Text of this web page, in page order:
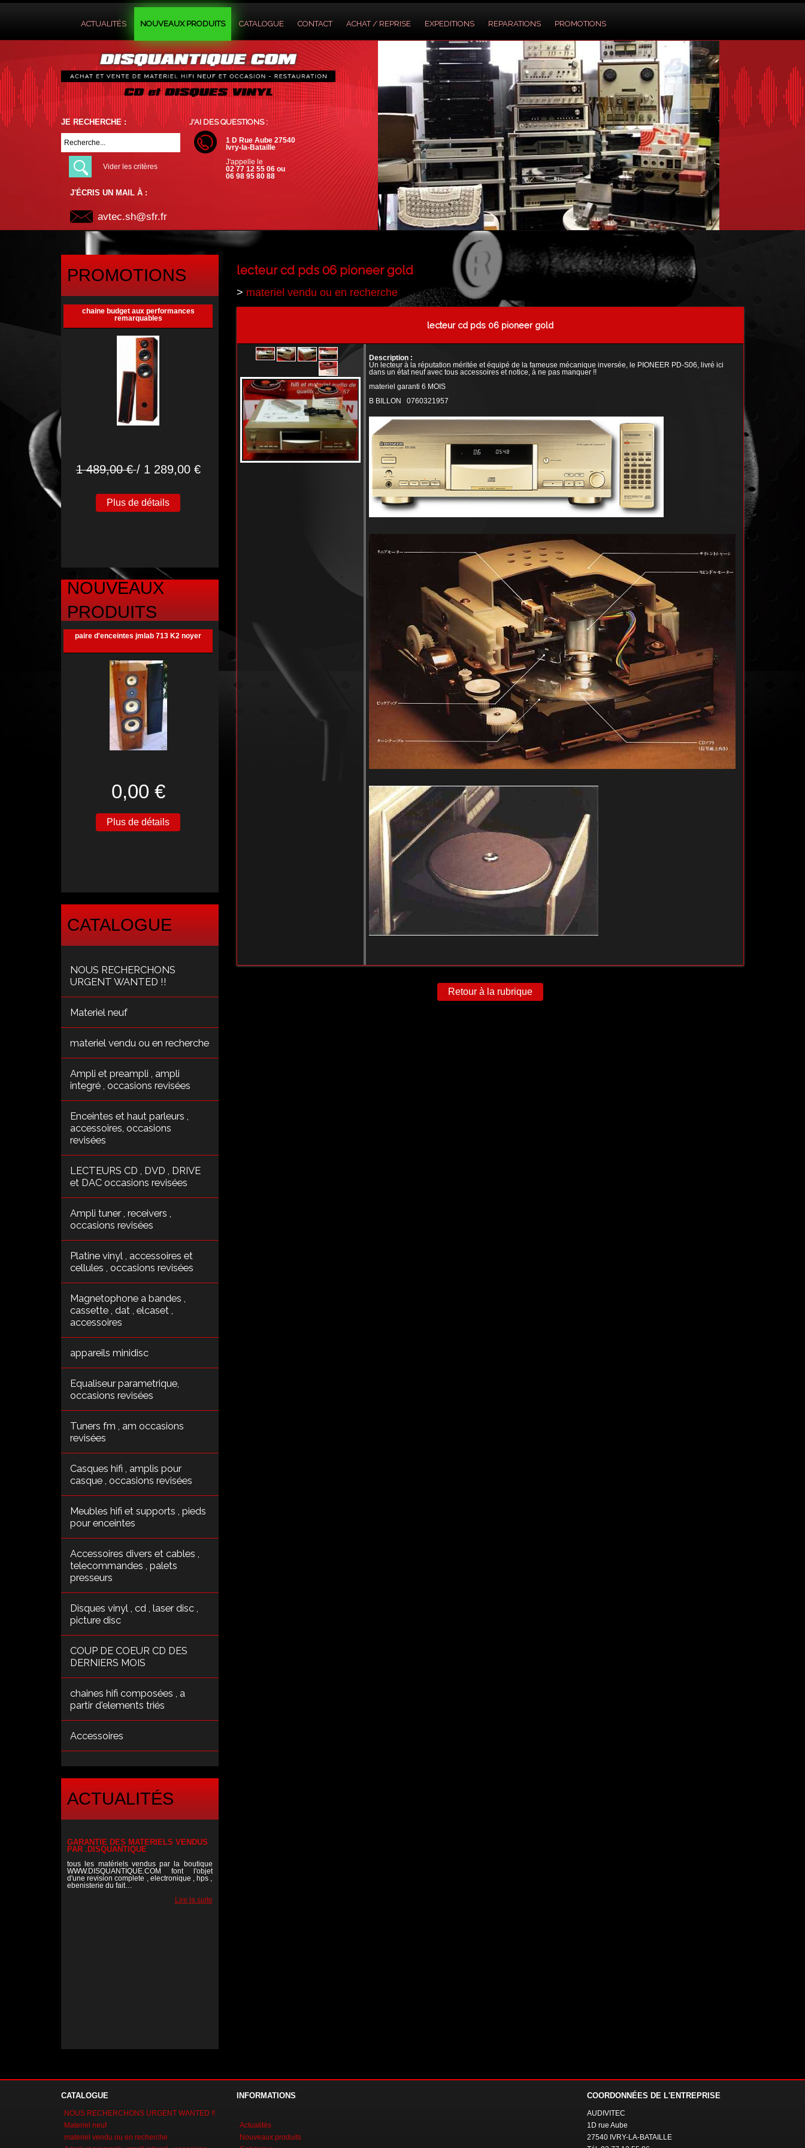
ACTUALITÉS NOUVEAUX PRODUITS CATALOGUE CONTACT ACHAT / REPRISE EXPEDITIONS REPARATIONS PROMOTIONS
JE RECHERCHE :
Vider les critères
J'AI DES QUESTIONS :
1 D Rue Aube 27540
Ivry-la-Bataille
J'appelle le
02 77 12 55 06 ou
06 98 95 80 88
J'ÉCRIS UN MAIL À :
avtec.sh@sfr.fr
PROMOTIONS
chaine budget aux performances
remarquables
1 489,00 €/ 1 289,00 €
Plus de détails
NOUVEAUX
PRODUITS
paire d'enceintes jmlab 713 K2 noyer
0,00 €
Plus de détails
CATALOGUE
NOUS RECHERCHONS
URGENT WANTED !!
Materiel neuf
materiel vendu ou en recherche
Ampli et preampli , ampli
integré , occasions revisées
Enceintes et haut parleurs ,
accessoires, occasions
revisées
LECTEURS CD , DVD , DRIVE
et DAC occasions revisées
Ampli tuner , receivers ,
occasions revisées
Platine vinyl , accessoires et
cellules , occasions revisées
Magnetophone a bandes ,
cassette , dat , elcaset ,
accessoires
appareils minidisc
Equaliseur parametrique,
occasions revisées
Tuners fm , am occasions
revisées
Casques hifi , amplis pour
casque , occasions revisées
Meubles hifi et supports , pieds
pour enceintes
Accessoires divers et cables ,
telecommandes , palets
presseurs
Disques vinyl , cd , laser disc ,
picture disc
COUP DE COEUR CD DES
DERNIERS MOIS
chaines hifi composées , a
partir d'elements triés
Accessoires
ACTUALITÉS
Lire la suite
GARANTIE DES MATERIELS VENDUS
PAR .DISQUANTIQUE
tous les matériels vendus par la boutique
WWW.DISQUANTIQUE.COM font l'objet
d'une revision complete , electronique , hps ,
ebenisterie du fait…
Lire la suite
lecteur cd pds 06 pioneer gold
> materiel vendu ou en recherche
lecteur cd pds 06 pioneer gold
Description :
Un lecteur à la réputation méritée et équipé de la fameuse mécanique inversée, le PIONEER PD-S06, livré ici
dans un état neuf avec tous accessoires et notice, à ne pas manquer !!
materiel garanti 6 MOIS
B BILLON 0760321957
Retour à la rubrique
CATALOGUE
NOUS RECHERCHONS URGENT WANTED !!
Materiel neuf
materiel vendu ou en recherche
INFORMATIONS
Actualités
Nouveaux produits
COORDONNÉES DE L'ENTREPRISE
AUDIVITEC
1D rue Aube
27540 IVRY-LA-BATAILLE